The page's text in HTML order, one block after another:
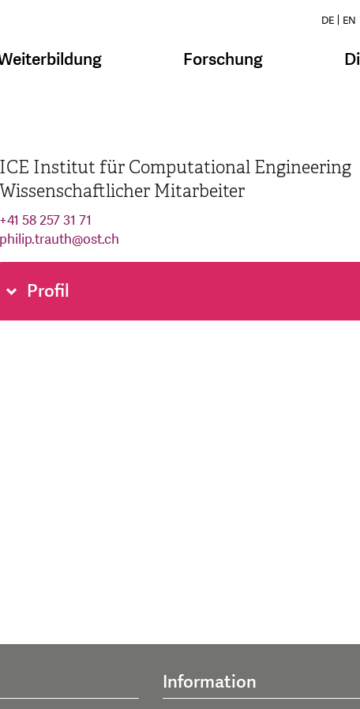
DE EN
Forschung
ICE Institut für Computational Engineering
Wissenschaftlicher Mitarbeiter
+41 58 257 31 71
philip.trauth@ost.ch
Profil
Information